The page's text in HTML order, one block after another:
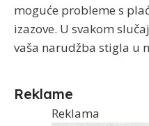
moguće probleme s
izazove. U svakom
vaša narudžba stigla u
Reklame
Reklama